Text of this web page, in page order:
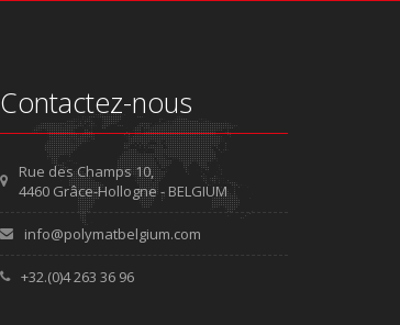
Contactez-nous
Rue des Champs 10,
4460 Grâce-Hollogne - BELGIUM
info@polymatbelgium.com
+32.(0)4 263 36 96